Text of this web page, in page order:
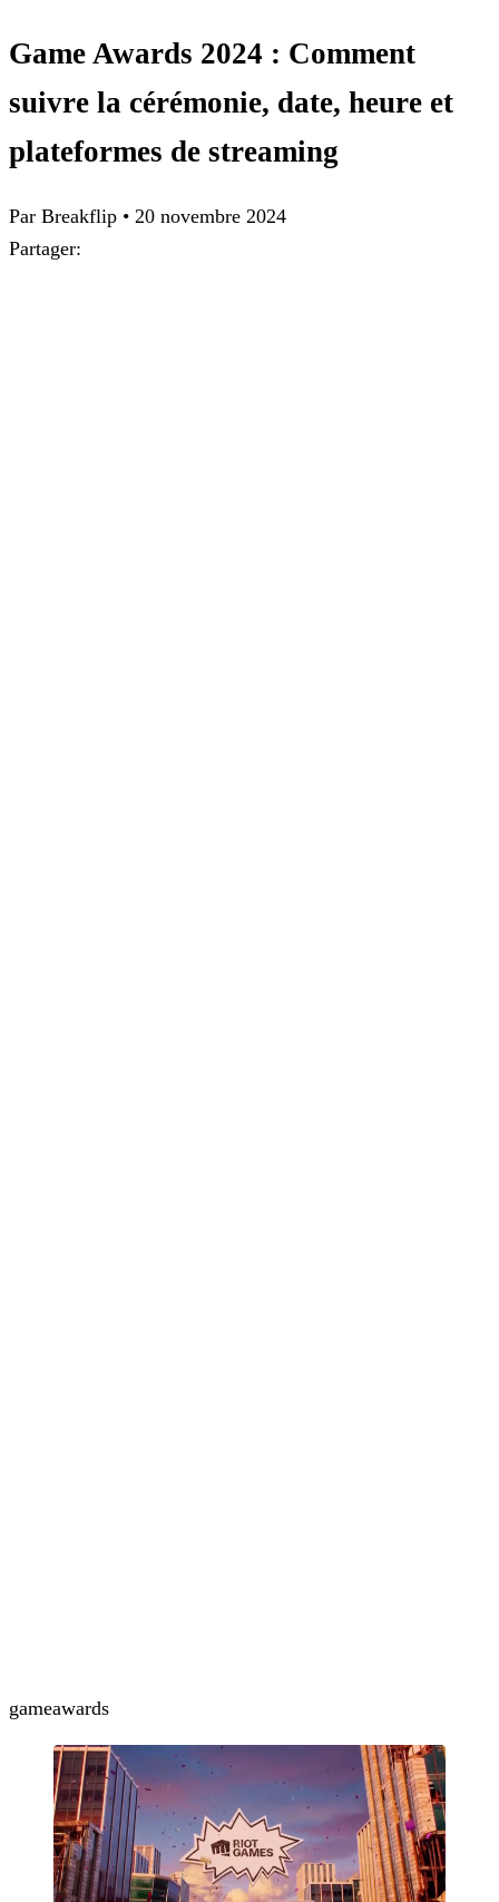
Game Awards 2024 : Comment
suivre la cérémonie, date, heure et
plateformes de streaming
Par Breakflip • 20 novembre 2024
Partager:
gameawards